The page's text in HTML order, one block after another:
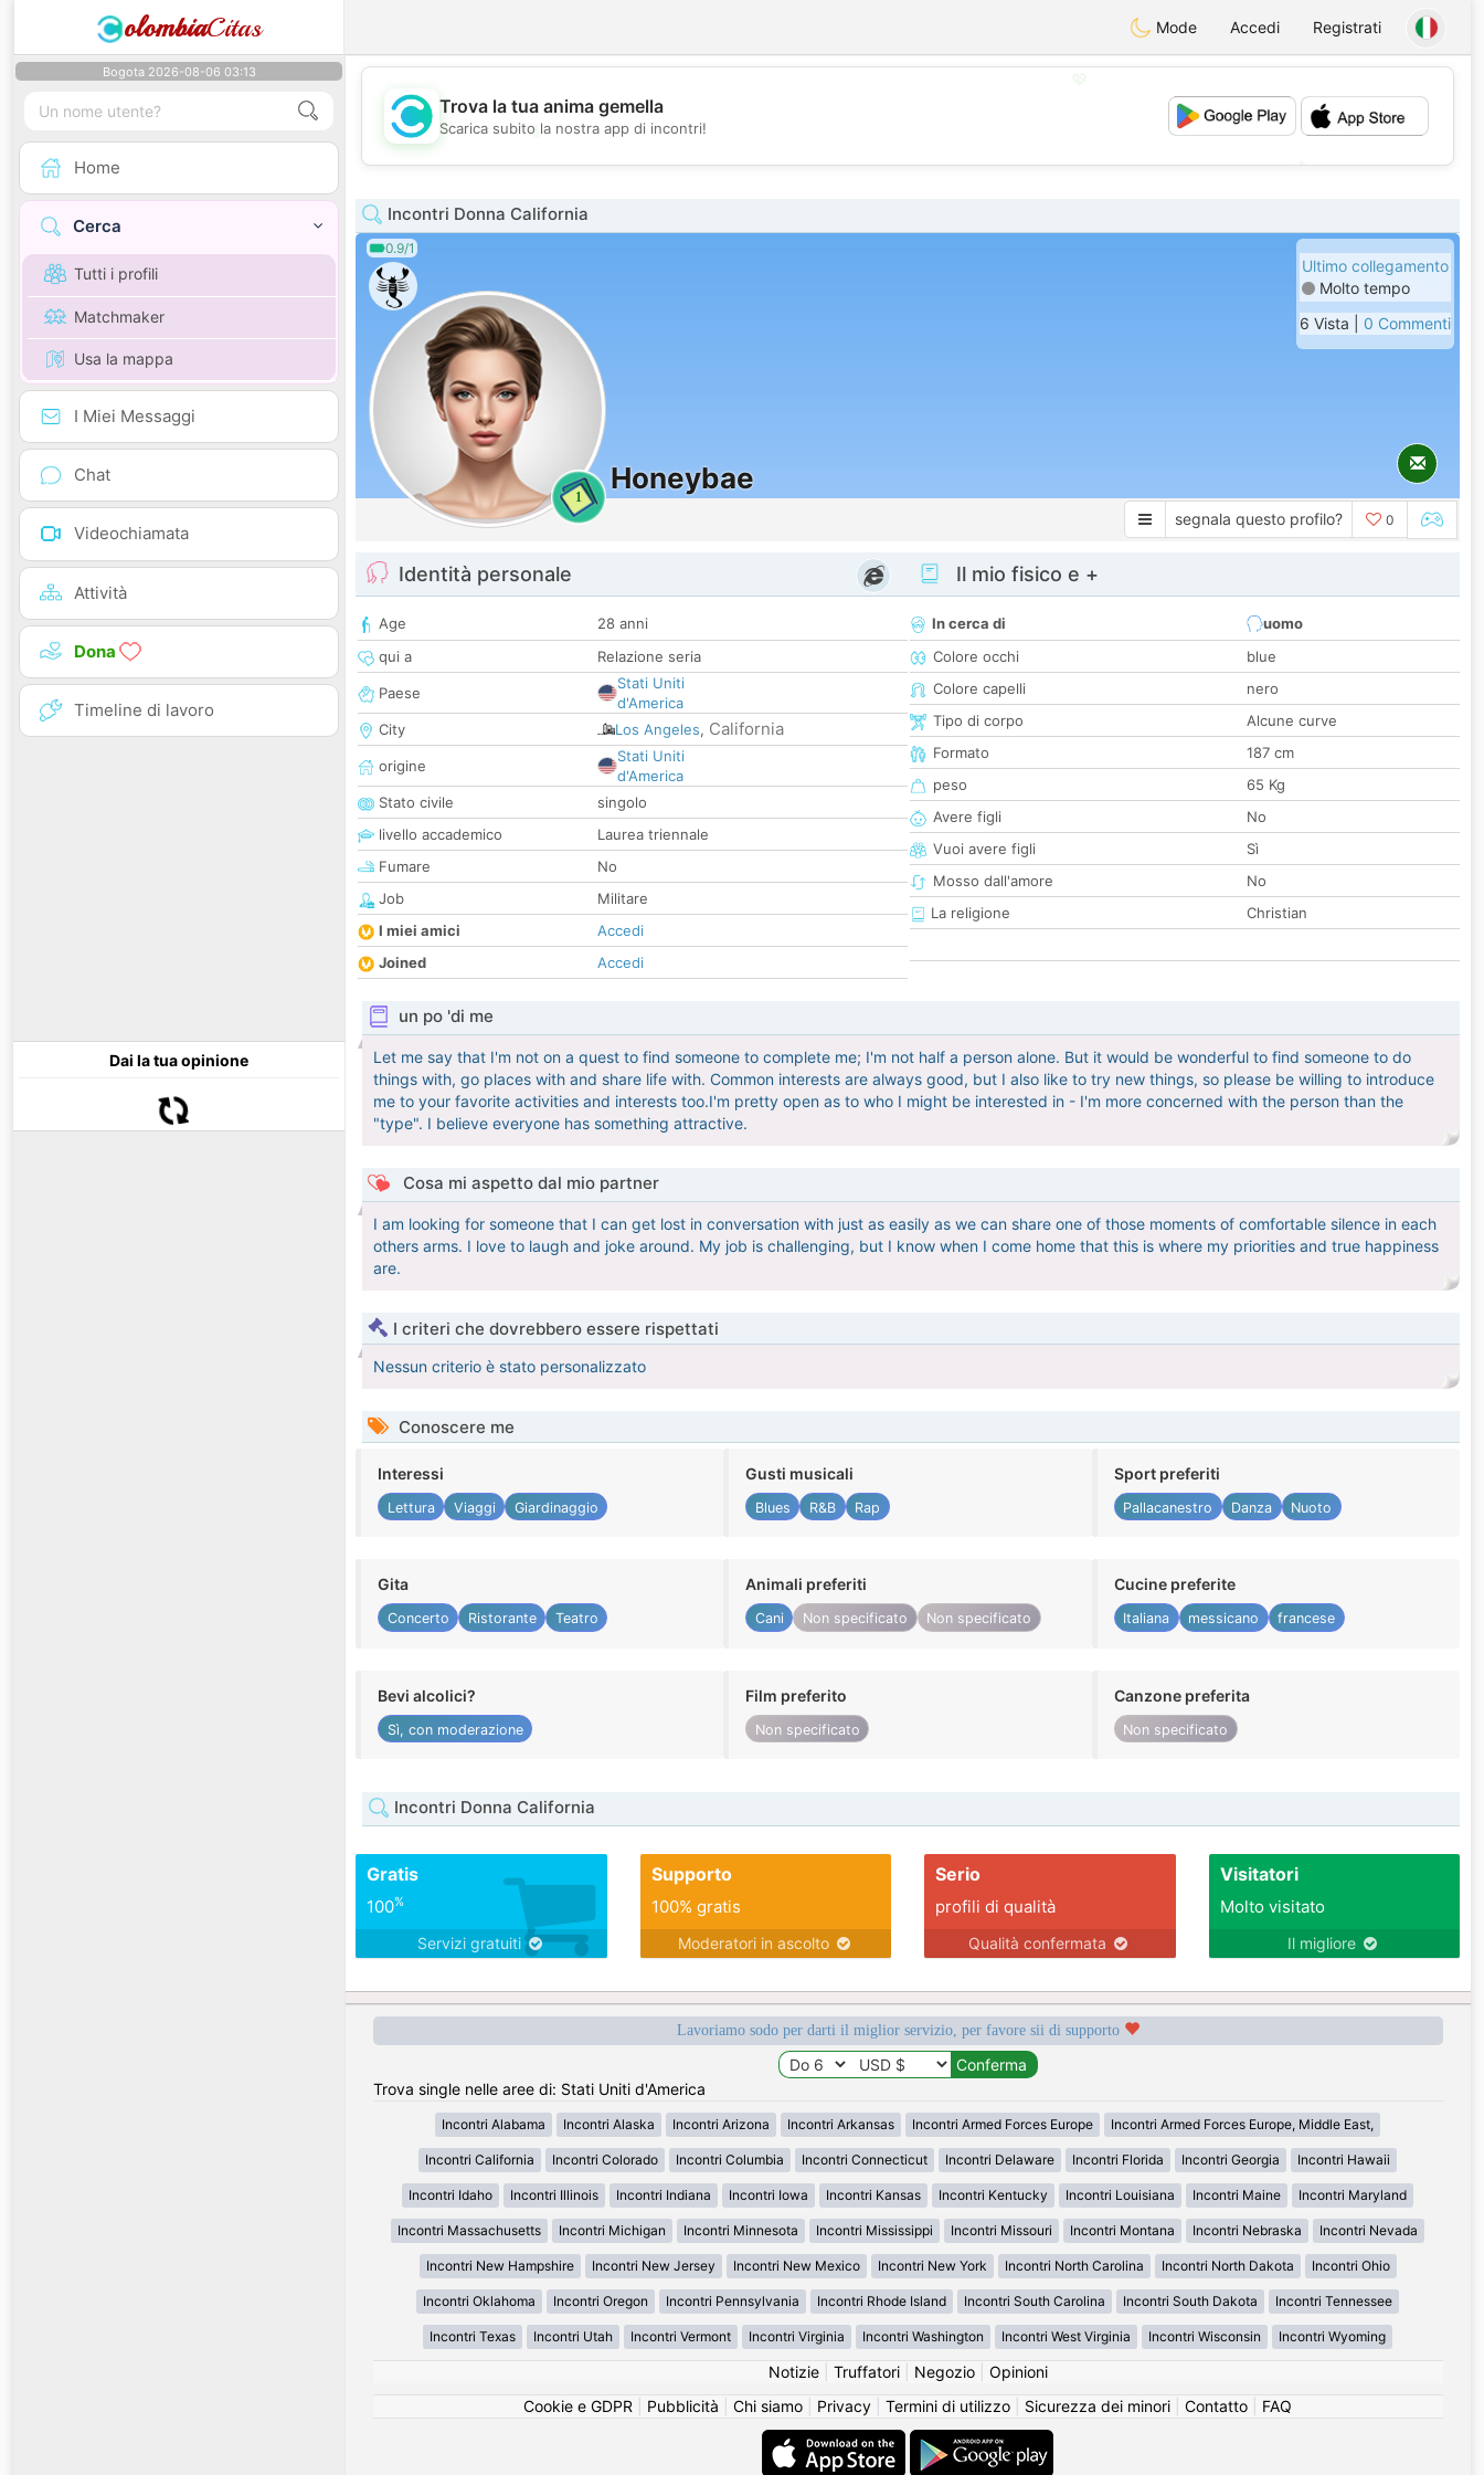
olombiaCitas Mode Accedi Registrati
Bogota 2026-08-06 03:13
Home
Cerca
Tutti i profili
Matchmaker
Usa la mappa
I Miei Messaggi
Chat
Videochiamata
Attività
Dona
Timeline di lavoro
Dai la tua opinione
💖
Trova la tua anima gemella
Scarica subito la nostra app di incontri!
Incontri Donna California
0.9/1
1
Honeybae
Ultimo collegamento
Molto tempo
6 Vista | 0 Commenti
segnala questo profilo? 0
Identità personale
Age
28 anni
qui a
Relazione seria
Paese
Stati Uniti
d'America
City
Los Angeles, California
origine
Stati Uniti
d'America
Stato civile
singolo
livello accademico
Laurea triennale
Fumare
No
Job
Militare
I miei amici
Accedi
Joined
Accedi
Il mio fisico e +
In cerca di
uomo
Colore occhi
blue
Colore capelli
nero
Tipo di corpo
Alcune curve
Formato
187 cm
peso
65 Kg
Avere figli
No
Vuoi avere figli
Sì
Mosso dall'amore
No
La religione
Christian
un po 'di me
Let me say that I'm not on a quest to find someone to complete me; I'm not half a person alone. But it would be wonderful to find someone to do
things with, go places with and share life with. Common interests are always good, but I also like to try new things, so please be willing to introduce
me to your favorite activities and interests too.I'm pretty open as to who I might be interested in - I'm more concerned with the person than the
"type". I believe everyone has something attractive.
Cosa mi aspetto dal mio partner
I am looking for someone that I can get lost in conversation with just as easily as we can share one of those moments of comfortable silence in each
others arms. I love to laugh and joke around. My job is challenging, but I know when I come home that this is where my priorities and true happiness
are.
I criteri che dovrebbero essere rispettati
Nessun criterio è stato personalizzato
Conoscere me
Interessi
Lettura Viaggi Giardinaggio
Gusti musicali
Blues R&B Rap
Sport preferiti
Pallacanestro Danza Nuoto
Gita
Concerto Ristorante Teatro
Animali preferiti
Cani Non specificato Non specificato
Cucine preferite
Italiana messicano francese
Bevi alcolici?
Sì, con moderazione
Film preferito
Non specificato
Canzone preferita
Non specificato
Incontri Donna California
Gratis
100%
Servizi gratuiti
Supporto
100% gratis
Moderatori in ascolto
Serio
profili di qualità
Qualità confermata
Visitatori
Molto visitato
Il migliore
Lavoriamo sodo per darti il miglior servizio, per favore sii di supporto
Trova single nelle aree di: Stati Uniti d'America
Incontri Alabama Incontri Alaska Incontri Arizona Incontri Arkansas Incontri Armed Forces Europe Incontri Armed Forces Europe, Middle East,
Incontri California Incontri Colorado Incontri Columbia Incontri Connecticut Incontri Delaware Incontri Florida Incontri Georgia Incontri Hawaii
Incontri Idaho Incontri Illinois Incontri Indiana Incontri Iowa Incontri Kansas Incontri Kentucky Incontri Louisiana Incontri Maine Incontri Maryland
Incontri Massachusetts Incontri Michigan Incontri Minnesota Incontri Mississippi Incontri Missouri Incontri Montana Incontri Nebraska Incontri Nevada
Incontri New Hampshire Incontri New Jersey Incontri New Mexico Incontri New York Incontri North Carolina Incontri North Dakota Incontri Ohio
Incontri Oklahoma Incontri Oregon Incontri Pennsylvania Incontri Rhode Island Incontri South Carolina Incontri South Dakota Incontri Tennessee
Incontri Texas Incontri Utah Incontri Vermont Incontri Virginia Incontri Washington Incontri West Virginia Incontri Wisconsin Incontri Wyoming
Notizie| Truffatori| Negozio| Opinioni
Cookie e GDPR
Pubblicità Chi siamo Privacy Termini di utilizzo Sicurezza dei minori Contatto FAQ